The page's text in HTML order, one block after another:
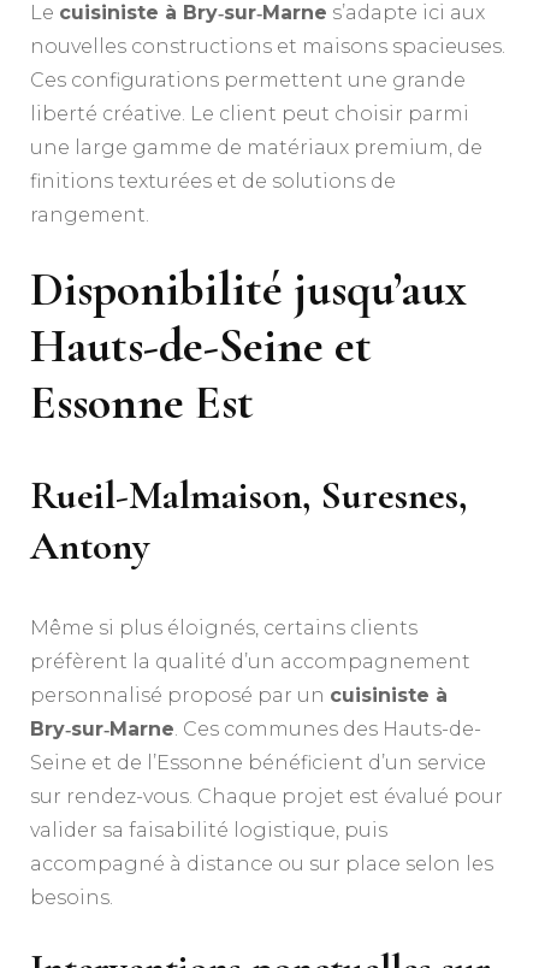
Le cuisiniste à Bry‑sur‑Marne s’adapte ici aux
nouvelles constructions et maisons spacieuses.
Ces configurations permettent une grande
liberté créative. Le client peut choisir parmi
une large gamme de matériaux premium, de
finitions texturées et de solutions de
rangement.
Disponibilité jusqu’aux
Hauts-de-Seine et
Essonne Est
Rueil-Malmaison, Suresnes,
Antony
Même si plus éloignés, certains clients
préfèrent la qualité d’un accompagnement
personnalisé proposé par un cuisiniste à
Bry‑sur‑Marne. Ces communes des Hauts-de-
Seine et de l’Essonne bénéficient d’un service
sur rendez-vous. Chaque projet est évalué pour
valider sa faisabilité logistique, puis
accompagné à distance ou sur place selon les
besoins.